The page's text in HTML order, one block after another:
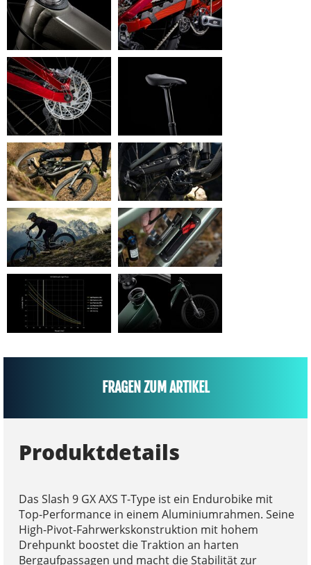
FRAGEN ZUM ARTIKEL
Produktdetails
Das Slash 9 GX AXS T-Type ist ein Endurobike mit
Top-Performance in einem Aluminiumrahmen. Seine
High-Pivot-Fahrwerkskonstruktion mit hohem
Drehpunkt boostet die Traktion an harten
Bergaufpassagen und macht die Stabilität zur